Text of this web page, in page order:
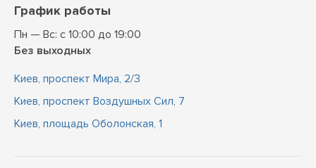
График работы
Пн — Вс: с 10:00 до 19:00
Без выходных
Киев, проспект Мира, 2/3
Киев, проспект Воздушных Сил, 7
Киев, площадь Оболонская, 1